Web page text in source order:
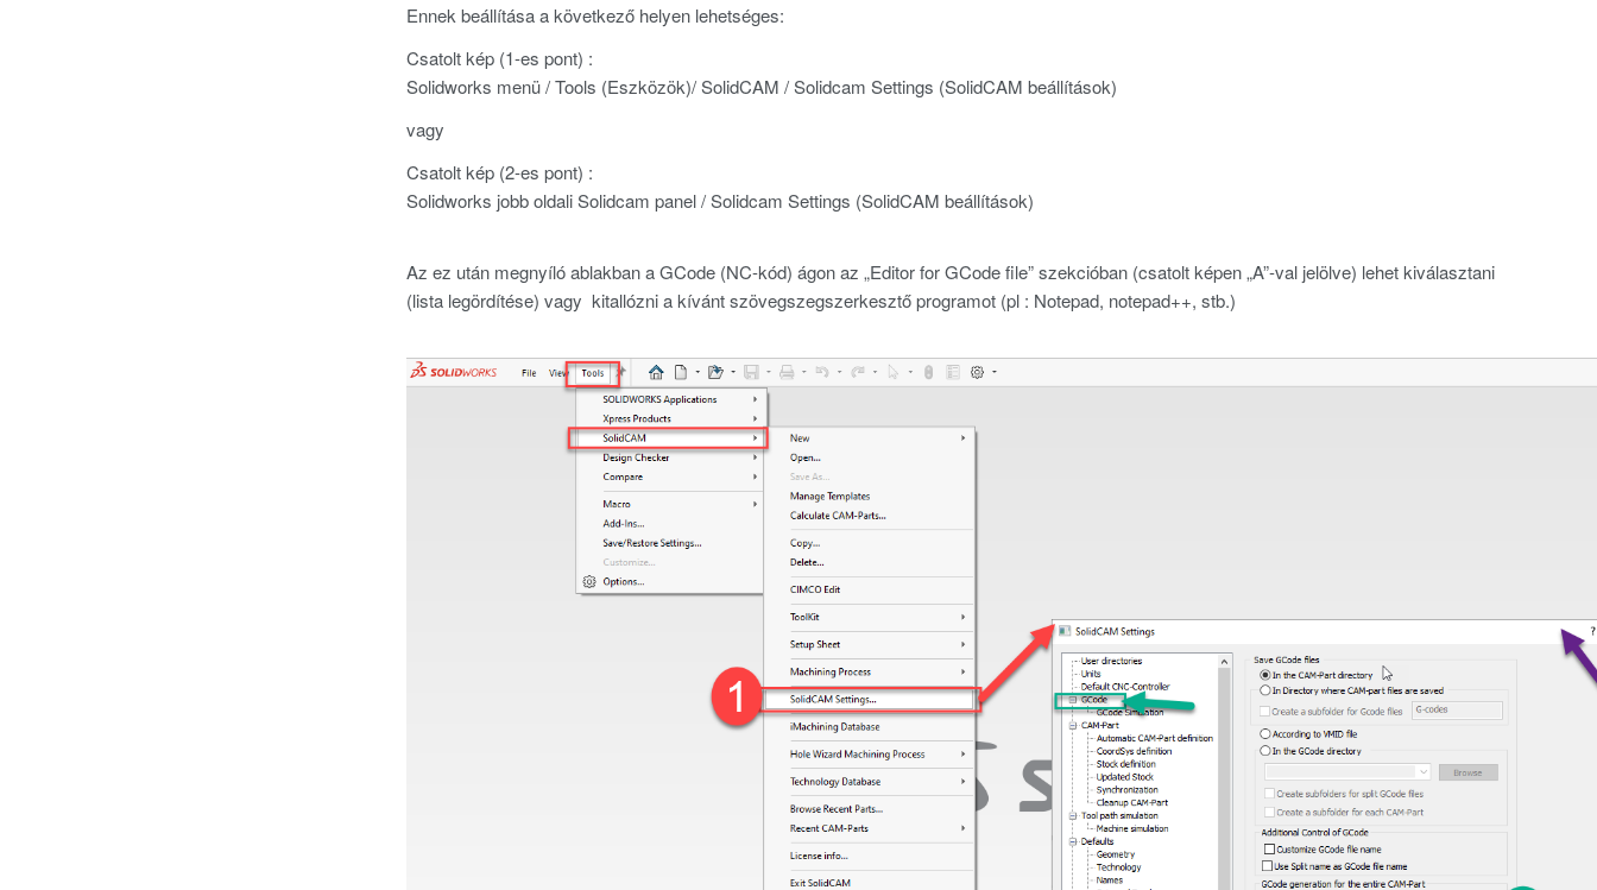
Ennek beállítása a következő helyen lehetséges:
Csatolt kép (1-es pont) :
Solidworks menü / Tools (Eszközök)/ SolidCAM / Solidcam Settings (SolidCAM beállítások)
vagy
Csatolt kép (2-es pont) :
Solidworks jobb oldali Solidcam panel / Solidcam Settings (SolidCAM beállítások)
Az ez után megnyíló ablakban a GCode (NC-kód) ágon az „Editor for GCode file” szekcióban (csatolt képen „A”-val jelölve) lehet kiválasztani
(lista legördítése) vagy kitallózni a kívánt szövegszegszerkesztő programot (pl : Notepad, notepad++, stb.)